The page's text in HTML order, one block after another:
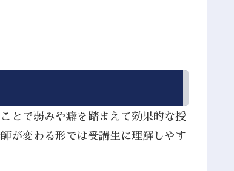
とで弱みや癖を踏まえて効果的な授
が変わる形では受講生に理解しやす